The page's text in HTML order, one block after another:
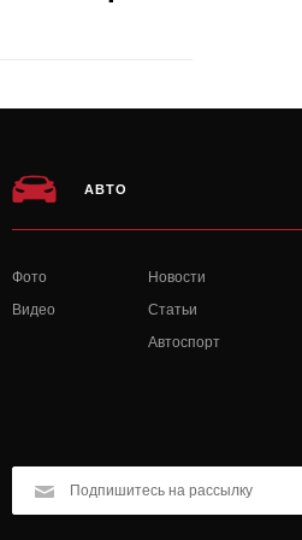
АВТО
Фото
Видео
Новости
Статьи
Автоспорт